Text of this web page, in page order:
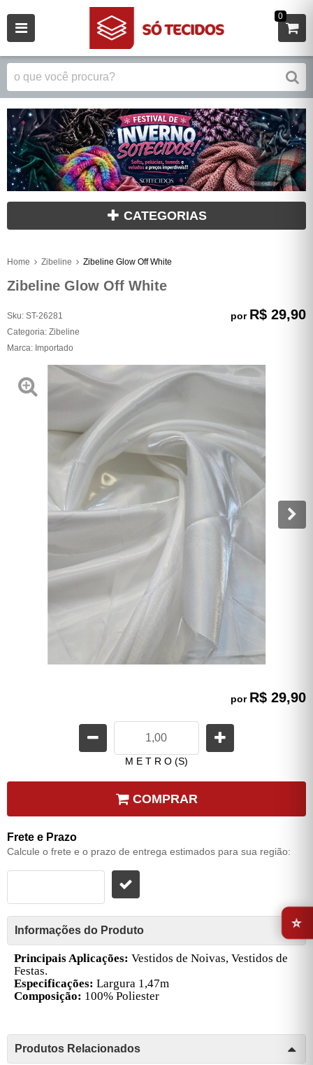
0
CATEGORIAS
Home Zibeline Zibeline Glow Off White
Zibeline Glow Off White
Sku: ST-26281
Categoria: Zibeline
Marca: Importado
por R$ 29,90
por R$ 29,90
M E T R O (S)
COMPRAR
Frete e Prazo
Calcule o frete e o prazo de entrega estimados para sua região:
Informações do Produto
Principais Aplicações: Vestidos de Noivas, Vestidos de
Festas.
Especificações: Largura 1,47m
Composição: 100% Poliester
Produtos Relacionados
⭐